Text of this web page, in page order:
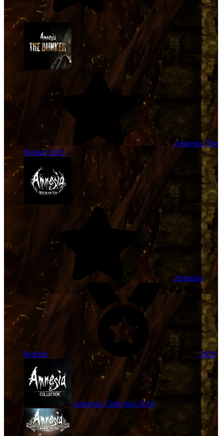
4,5/5)
Amnesia: The
Bunker 2023
Amnesia:
Rebirth 2020
Amnesia: Collection 2016